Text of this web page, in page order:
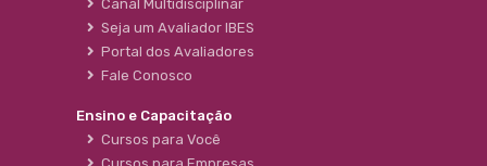
Canal Multidisciplinar
Seja um Avaliador IBES
Portal dos Avaliadores
Fale Conosco
Ensino e Capacitação
Cursos para Você